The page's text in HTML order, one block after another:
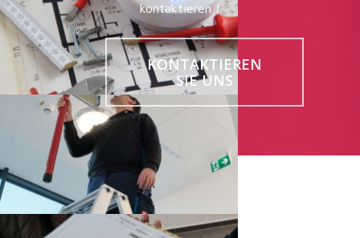
kontaktieren !
KONTAKTIEREN
SIE UNS